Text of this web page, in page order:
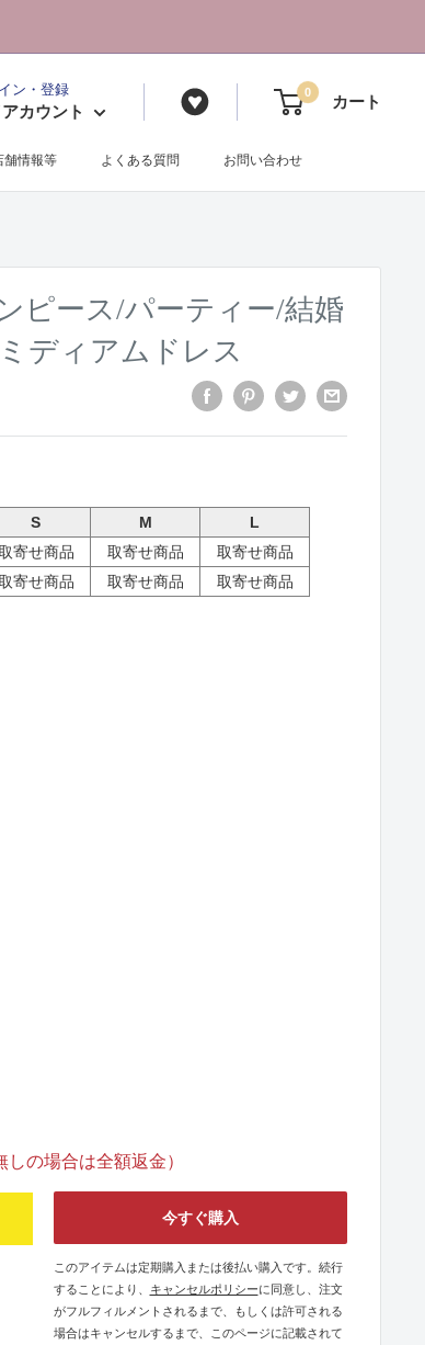
ン・登録
カウント
0 カート
舗情報等 よくある質問 お問い合わせ
ピース/パーティー/結婚
ディアムドレス
S M
L
寄せ商品 取寄せ商品
取寄せ商品
寄せ商品 取寄せ商品
取寄せ商品
の場合は全額返金）
今すぐ購入
このアイテムは定期購入または後払い購入です。続行
することにより、
キャンセルポリシーに同意し、注文
がフルフィルメントされるまで、もしくは許可される
場合はキャンセルするまで、このページに記載されて